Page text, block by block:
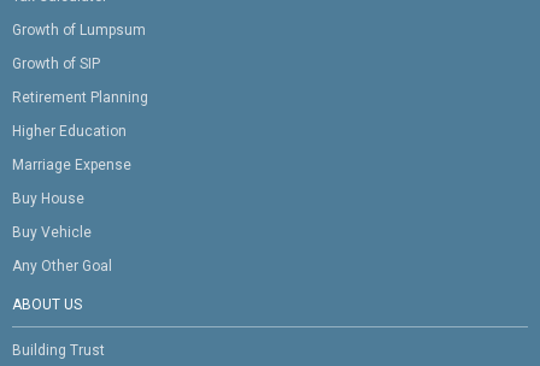
Growth of Lumpsum
Growth of SIP
Retirement Planning
Higher Education
Marriage Expense
Buy House
Buy Vehicle
Any Other Goal
ABOUT US
Building Trust